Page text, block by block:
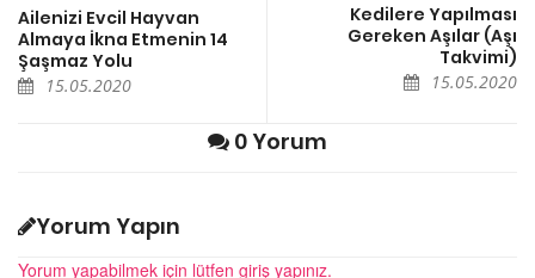
Ailenizi Evcil Hayvan
Almaya İkna Etmenin 14
Şaşmaz Yolu
15.05.2020
Kedilere Yapılması
Gereken Aşılar (Aşı
Takvimi)
15.05.2020
0 Yorum
Yorum Yapın
Yorum yapabilmek için lütfen giriş yapınız.